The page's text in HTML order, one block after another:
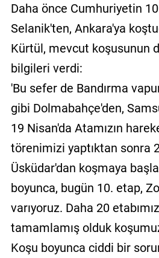
Daha önce Cumhuriyetin
Selanik'ten, Ankara'ya
Kürtül, mevcut koşusunun
bilgileri verdi:
'Bu sefer de Bandırma
gibi Dolmabahçe'den,
19 Nisan'da Atamızın
törenimizi yaptıktan sonra
Üsküdar'dan koşmaya
boyunca, bugün 10. etap,
varıyoruz. Daha 20
tamamlamış olduk
Koşu boyunca ciddi bir